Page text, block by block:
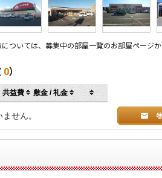
いては、募集中の部屋一覧のお部屋ページか
0）
共益費 敷金 / 礼金
せん。